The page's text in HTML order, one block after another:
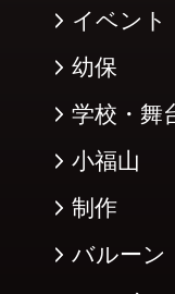
イベント
幼保
学校・舞
小福山
制作
バルーン